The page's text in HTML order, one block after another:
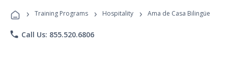
Programs
› Training Programs › Hospitality › Ama de Casa Bilingüe
phone Call Us: 855.520.6806